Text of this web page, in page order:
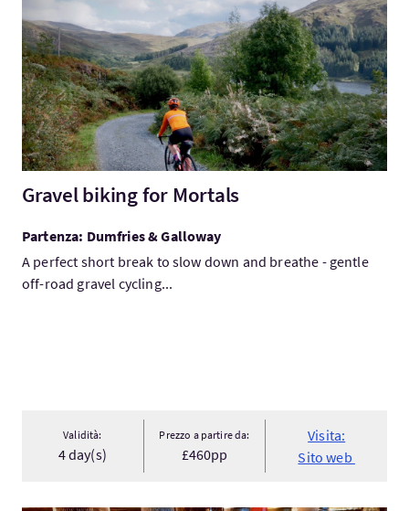
Gravel biking for Mortals
Partenza: Dumfries & Galloway
A perfect short break to slow down and breathe - gentle
off-road gravel cycling...
Validità:
4 day(s)
Prezzo a partire da:
£460pp
Visita:
Sito web